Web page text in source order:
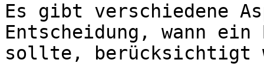
Es gibt verschiedene
Entscheidung, wann ein
sollte, berücksichtigt